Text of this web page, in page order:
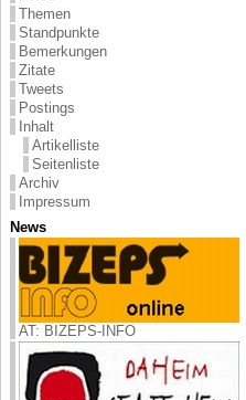
Themen
Standpunkte
Bemerkungen
Zitate
Tweets
Postings
Inhalt
Artikelliste
Seitenliste
Archiv
Impressum
News
AT: BIZEPS-INFO